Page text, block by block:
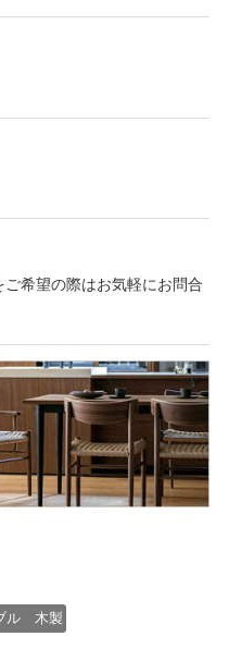
希望の際はお気軽にお問合
ル 木製